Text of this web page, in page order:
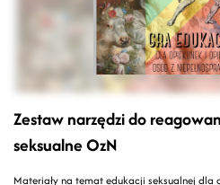
Zestaw narzędzi do
seksualne OzN
Materiały na temat edukacji seksualnej dla